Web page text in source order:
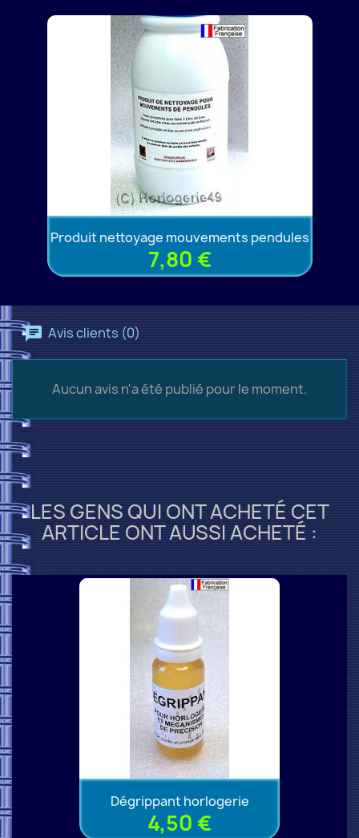
Produit nettoyage mouvements pendules
7,80 €
Avis clients (0)
Aucun avis n'a été publié pour le moment.
LES GENS QUI ONT ACHETÉ CET
ARTICLE ONT AUSSI ACHETÉ :
Dégrippant horlogerie
4,50 €